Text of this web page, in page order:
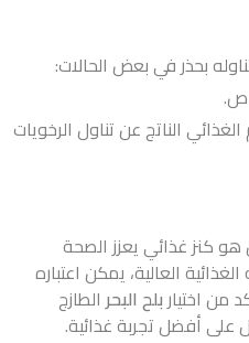
بحذر في بعض الحالات:
الناتج عن تناول الرخويات
كنز غذائي يعزز الصحة
العالية، يمكن اعتباره
من اختياربلح البحرالطازج
على أفضل تجربة غذائية.